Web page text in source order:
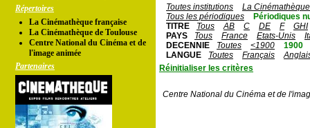
Répertoires
La Cinémathèque française
La Cinémathèque de Toulouse
Centre National du Cinéma et de
l'image animée
Partenaires
Toutes institutions
La
Tous les périodiques
Périodiques
TITRE
Tous AB C DE F
GHI
PAYS
Tous France Etats-Unis
DECENNIE
Toutes <1900
1900
LANGUE
Toutes Français
Réinitialiser les critères
Centre National du Cinéma et de